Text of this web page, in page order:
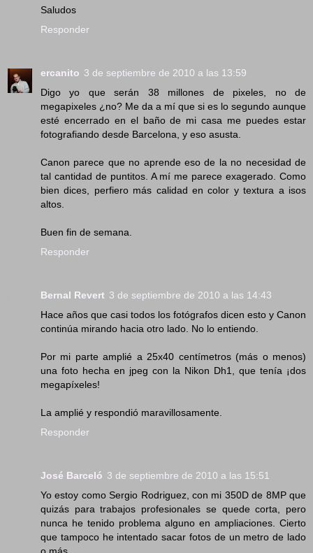
Saludos
Responder
ercanito 3 de septiembre de 2010 a las 13:59
Digo yo que serán 38 millones de pixeles, no de
megapixeles ¿no? Me da a mí que si es lo segundo aunque
esté encerrado en el baño de mi casa me puedes estar
fotografiando desde Barcelona, y eso asusta.
Canon parece que no aprende eso de la no necesidad de
tal cantidad de puntitos. A mí me parece exagerado. Como
bien dices, perfiero más calidad en color y textura a isos
altos.
Buen fin de semana.
Responder
Bernal Revert 3 de septiembre de 2010 a las 14:43
Hace años que casi todos los fotógrafos dicen esto y Canon
continúa mirando hacia otro lado. No lo entiendo.
Por mi parte amplié a 25x40 centímetros (más o menos)
una foto hecha en jpeg con la Nikon Dh1, que tenía ¡dos
megapíxeles!
La amplié y respondió maravillosamente.
Responder
José Barceló 3 de septiembre de 2010 a las 15:51
Yo estoy como Sergio Rodriguez, con mi 350D de 8MP que
quizás para trabajos profesionales se quede corta, pero
nunca he tenido problema alguno en ampliaciones. Cierto
que tampoco he intentado sacar fotos de un metro de lado